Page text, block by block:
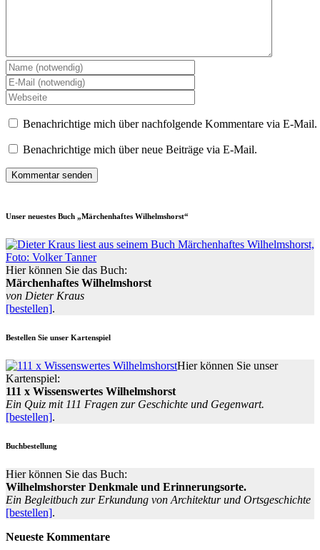
Benachrichtige mich über nachfolgende Kommentare via E-Mail.
Benachrichtige mich über neue Beiträge via E-Mail.
Unser neuestes Buch „Märchenhaftes Wilhelmshorst“
Hier können Sie das Buch:
Märchenhaftes Wilhelmshorst
von Dieter Kraus
[bestellen].
Bestellen Sie unser Kartenspiel
Hier können Sie unser
Kartenspiel:
111 x Wissenswertes Wilhelmshorst
Ein Quiz mit 111 Fragen zur Geschichte und Gegenwart.
[bestellen].
Buchbestellung
Hier können Sie das Buch:
Wilhelmshorster Denkmale und Erinnerungsorte.
Ein Begleitbuch zur Erkundung von Architektur und Ortsgeschichte
[bestellen].
Neueste Kommentare